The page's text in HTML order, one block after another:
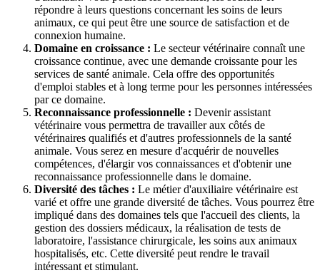
répondre à leurs questions concernant les soins de leurs
animaux, ce qui peut être une source de satisfaction et de
connexion humaine.
Domaine en croissance : Le secteur vétérinaire connaît une
croissance continue, avec une demande croissante pour les
services de santé animale. Cela offre des opportunités
d'emploi stables et à long terme pour les personnes intéressées
par ce domaine.
Reconnaissance professionnelle : Devenir assistant
vétérinaire vous permettra de travailler aux côtés de
vétérinaires qualifiés et d'autres professionnels de la santé
animale. Vous serez en mesure d'acquérir de nouvelles
compétences, d'élargir vos connaissances et d'obtenir une
reconnaissance professionnelle dans le domaine.
Diversité des tâches : Le métier d'auxiliaire vétérinaire est
varié et offre une grande diversité de tâches. Vous pourrez être
impliqué dans des domaines tels que l'accueil des clients, la
gestion des dossiers médicaux, la réalisation de tests de
laboratoire, l'assistance chirurgicale, les soins aux animaux
hospitalisés, etc. Cette diversité peut rendre le travail
intéressant et stimulant.